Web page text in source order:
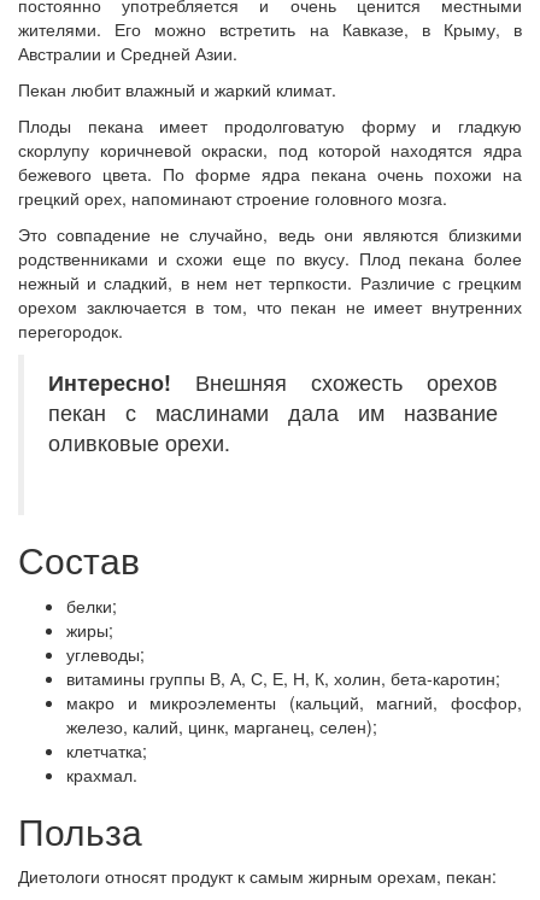
постоянно употребляется и очень ценится местными
жителями. Его можно встретить на Кавказе, в Крыму, в
Австралии и Средней Азии.
Пекан любит влажный и жаркий климат.
Плоды пекана имеет продолговатую форму и гладкую
скорлупу коричневой окраски, под которой находятся ядра
бежевого цвета. По форме ядра пекана очень похожи на
грецкий орех, напоминают строение головного мозга.
Это совпадение не случайно, ведь они являются близкими
родственниками и схожи еще по вкусу. Плод пекана более
нежный и сладкий, в нем нет терпкости. Различие с грецким
орехом заключается в том, что пекан не имеет внутренних
перегородок.
Интересно! Внешняя схожесть орехов
пекан с маслинами дала им название
оливковые орехи.
Состав
белки;
жиры;
углеводы;
витамины группы В, А, С, Е, Н, К, холин, бета-каротин;
макро и микроэлементы (кальций, магний, фосфор,
железо, калий, цинк, марганец, селен);
клетчатка;
крахмал.
Польза
Диетологи относят продукт к самым жирным орехам, пекан: